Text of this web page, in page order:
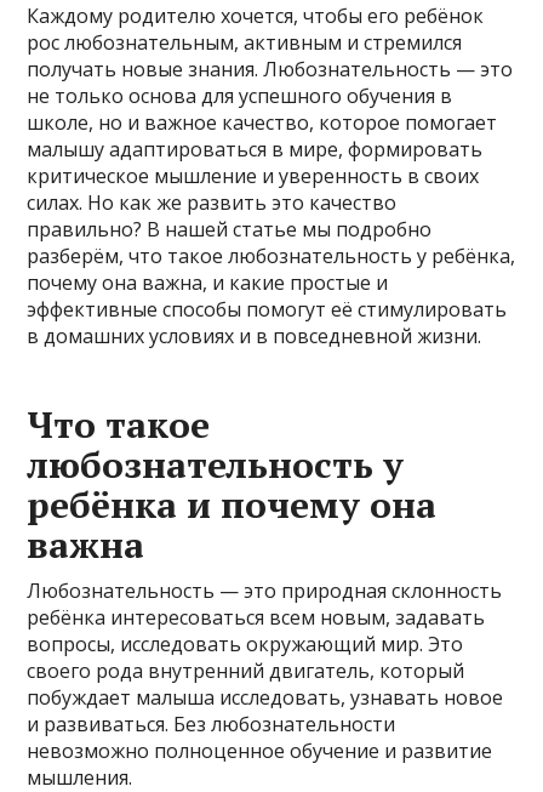
Каждому родителю хочется, чтобы его ребёнок
рос любознательным, активным и стремился
получать новые знания. Любознательность — это
не только основа для успешного обучения в
школе, но и важное качество, которое помогает
малышу адаптироваться в мире, формировать
критическое мышление и уверенность в своих
силах. Но как же развить это качество
правильно? В нашей статье мы подробно
разберём, что такое любознательность у ребёнка,
почему она важна, и какие простые и
эффективные способы помогут её стимулировать
в домашних условиях и в повседневной жизни.
Что такое
любознательность у
ребёнка и почему она
важна
Любознательность — это природная склонность
ребёнка интересоваться всем новым, задавать
вопросы, исследовать окружающий мир. Это
своего рода внутренний двигатель, который
побуждает малыша исследовать, узнавать новое
и развиваться. Без любознательности
невозможно полноценное обучение и развитие
мышления.